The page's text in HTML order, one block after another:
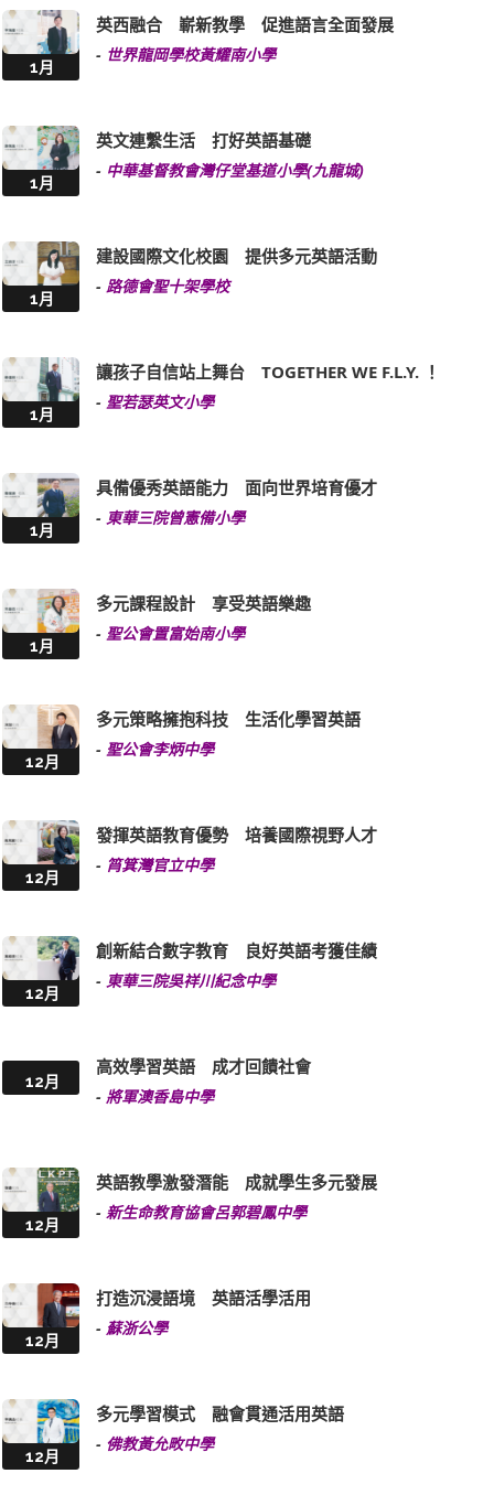
1月
英西融合 嶄新教學 促進語言全面發展
- 世界龍岡學校黃耀南小學
1月
英文連繫生活 打好英語基礎
- 中華基督教會灣仔堂基道小學(九龍城)
1月
建設國際文化校園 提供多元英語活動
- 路德會聖十架學校
1月
讓孩子自信站上舞台 TOGETHER WE F.L.Y. ！
- 聖若瑟英文小學
1月
具備優秀英語能力 面向世界培育優才
- 東華三院曾憲備小學
1月
多元課程設計 享受英語樂趣
- 聖公會置富始南小學
12月
多元策略擁抱科技 生活化學習英語
- 聖公會李炳中學
12月
發揮英語教育優勢 培養國際視野人才
- 筲箕灣官立中學
12月
創新結合數字教育 良好英語考獲佳績
- 東華三院吳祥川紀念中學
12月
高效學習英語 成才回饋社會
- 將軍澳香島中學
12月
英語教學激發潛能 成就學生多元發展
- 新生命教育協會呂郭碧鳳中學
12月
打造沉浸語境 英語活學活用
- 蘇浙公學
12月
多元學習模式 融會貫通活用英語
- 佛教黃允畋中學